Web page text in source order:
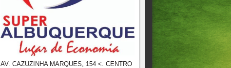
AV. CAZUZINHA MARQUES, 154 <. CENTRO